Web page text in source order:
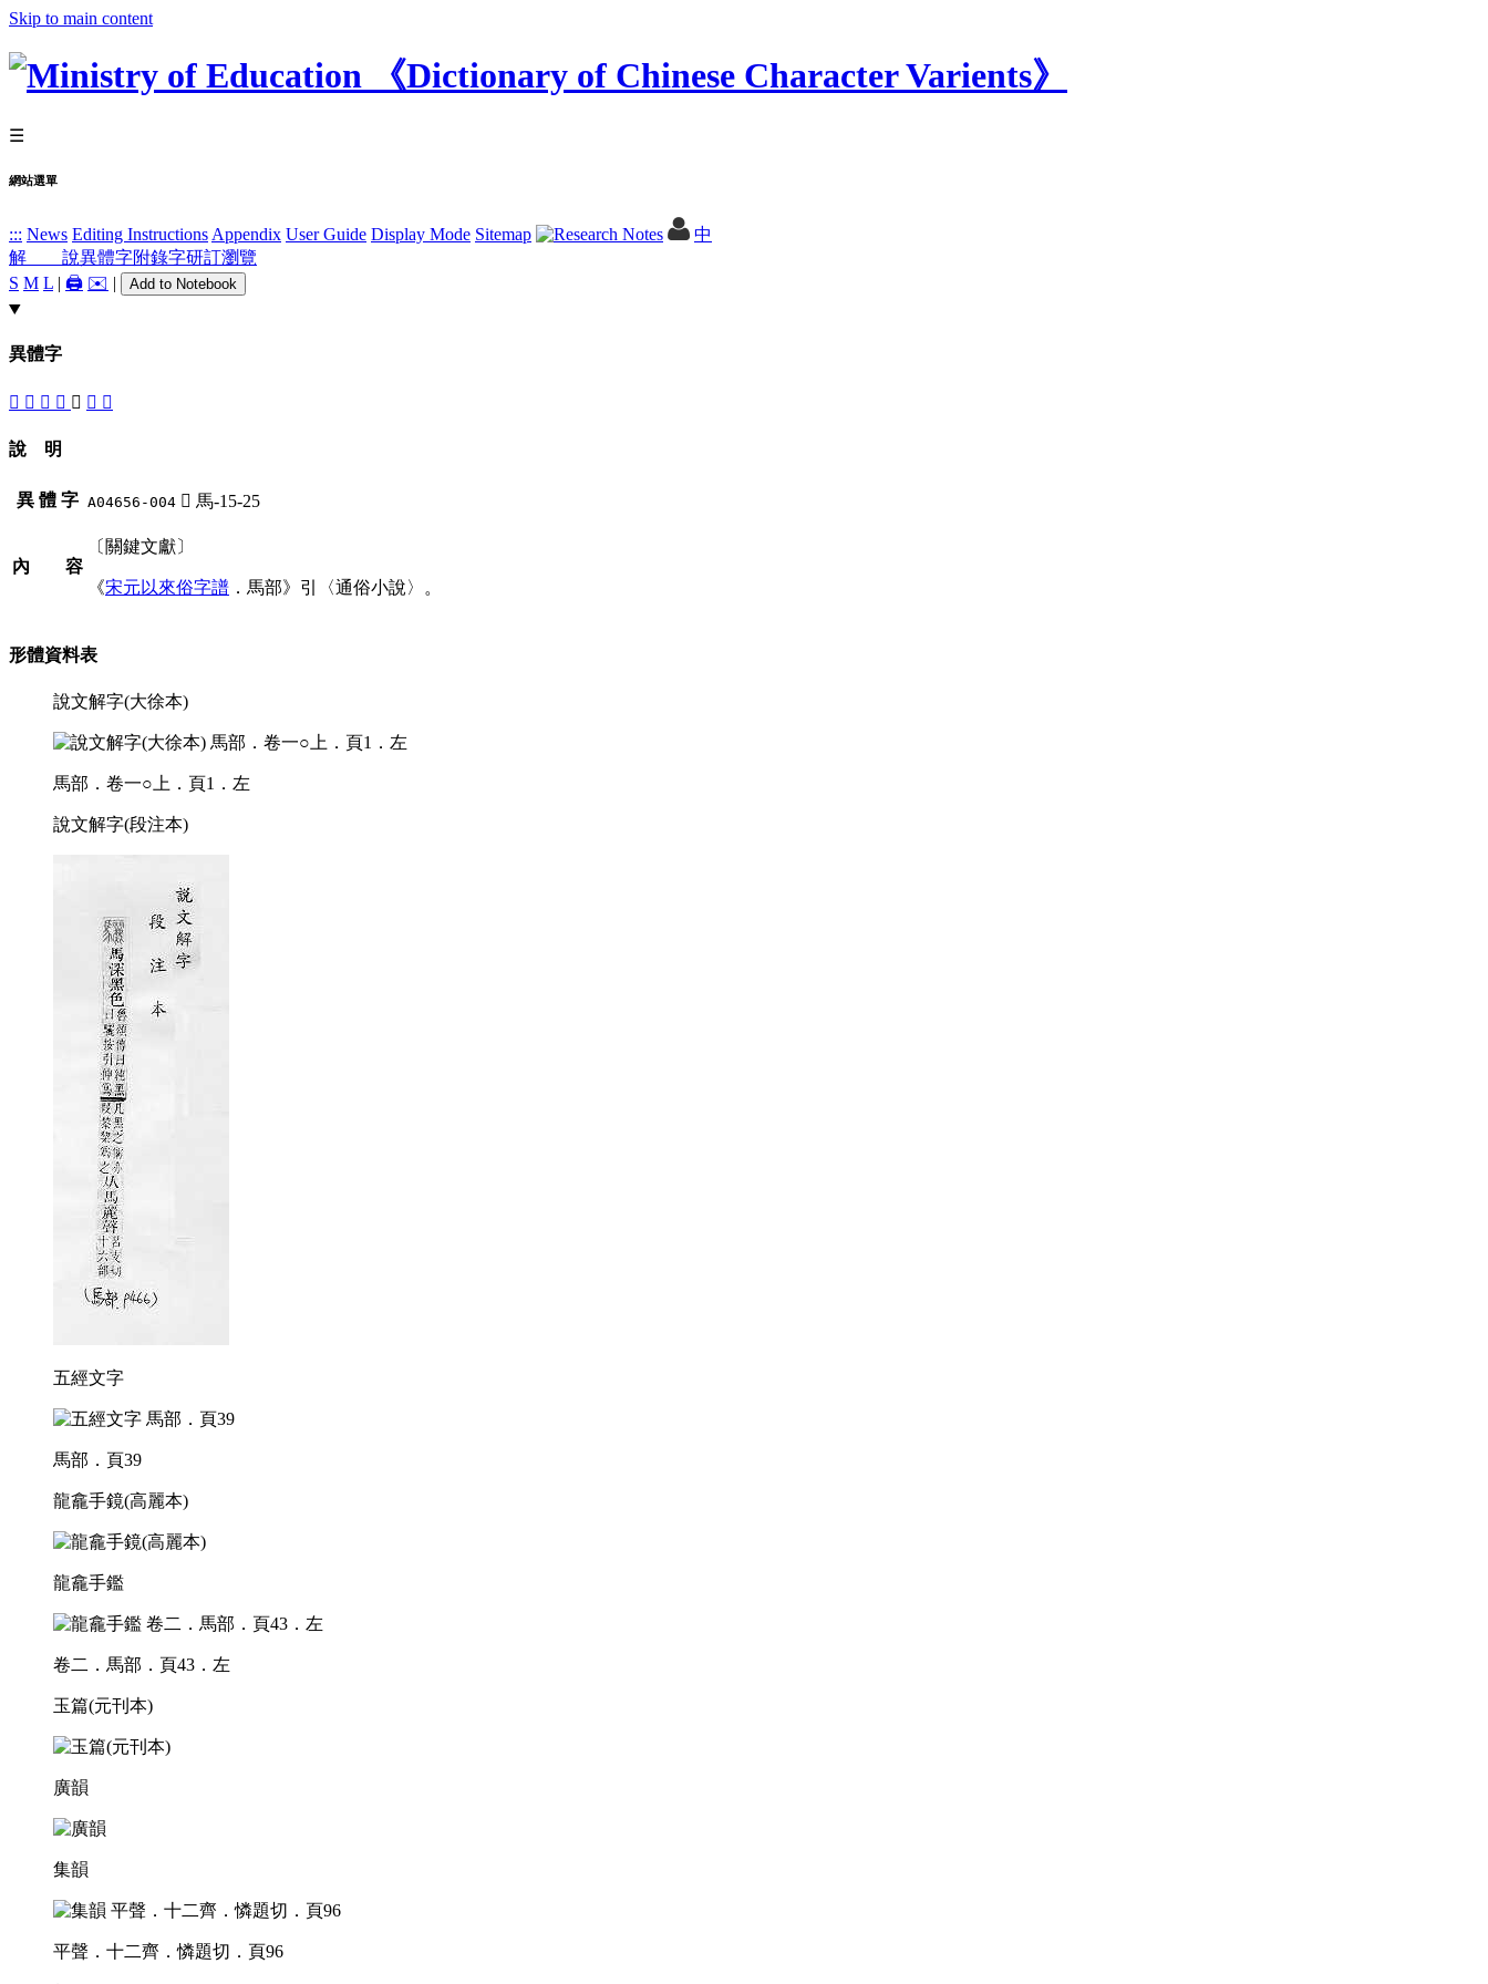
Skip to main content
☰
網站選單
::: News Editing Instructions Appendix User Guide Display Mode Sitemap
中
解 說異體字附錄字研訂瀏覽
S M L | 🖨️ ✉️ | Add to Notebook
異體字
󶲒 󶲓 󶲑 󶲍 󶲐 󶲎 󶲏
說 明
異 體 字 A04656-004 󶲐 馬-15-25
內 容
〔關鍵文獻〕
《宋元以來俗字譜 ．馬部》引〈通俗小說〉。
形體資料表
說文解字(大徐本)
馬部．卷一○上．頁1．左
說文解字(段注本)
五經文字
馬部．頁39
龍龕手鏡(高麗本)
龍龕手鑑
卷二．馬部．頁43．左
玉篇(元刊本)
廣韻
集韻
平聲．十二齊．憐題切．頁96